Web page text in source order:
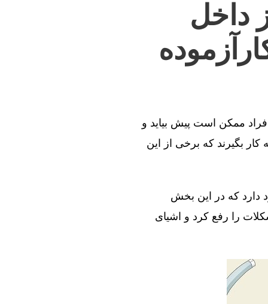
داخل
ممکن است پیش بیاید و
بگیرند که برخی از این
دارد که در این بخش
را رفع کرد و اشیای